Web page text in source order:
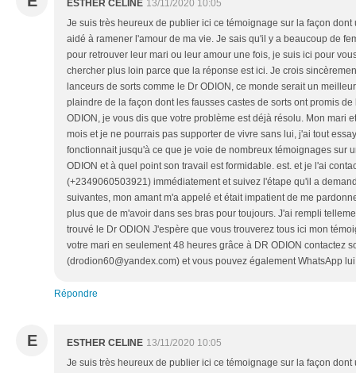
ESTHER CELINE 13/11/2020 10:05
Je suis très heureux de publier ici ce témoignage sur la façon
aidé à ramener l'amour de ma vie. Je sais qu'il y a beaucoup de
pour retrouver leur mari ou leur amour une fois, je suis ici pour
chercher plus loin parce que la réponse est ici. Je crois
lanceurs de sorts comme le Dr ODION, ce monde serait un
plaindre de la façon dont les fausses castes de sorts ont promis
ODION, je vous dis que votre problème est déjà résolu. Mon mari
mois et je ne pourrais pas supporter de vivre sans lui, j'ai tout
fonctionnait jusqu'à ce que je voie de nombreux témoignages sur
ODION et à quel point son travail est formidable. est. et je l'ai
(+2349060503921) immédiatement et suivez l'étape qu'il a
suivantes, mon amant m'a appelé et était impatient de me
plus que de m'avoir dans ses bras pour toujours. J'ai rempli
trouvé le Dr ODION J'espère que vous trouverez tous ici mon
votre mari en seulement 48 heures grâce à DR ODION contactez
(drodion60@yandex.com) et vous pouvez également WhatsApp
Répondre
E ESTHER CELINE 13/11/2020 10:05
Je suis très heureux de publier ici ce témoignage sur la façon